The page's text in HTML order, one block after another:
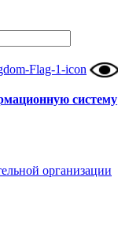
систему
организации